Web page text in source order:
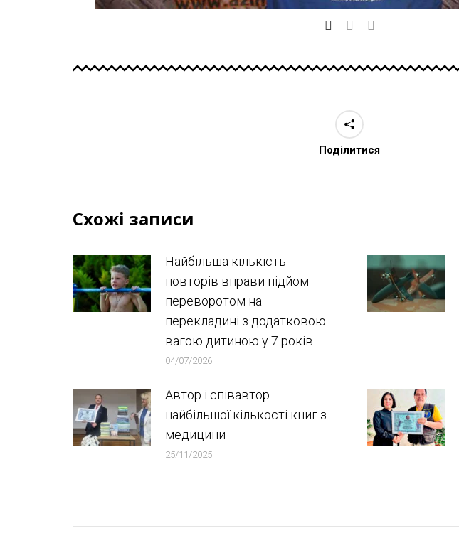
Поділитися
Схожі записи
Найбільша кількість
повторів вправи підйом
переворотом на
перекладині з додатковою
вагою дитиною у 7 років
04/07/2026
Автор і співавтор
найбільшої кількості книг з
медицини
25/11/2025